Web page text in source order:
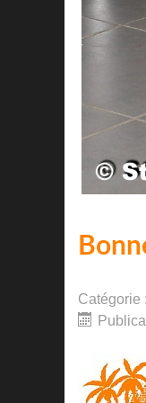
Catégorie :